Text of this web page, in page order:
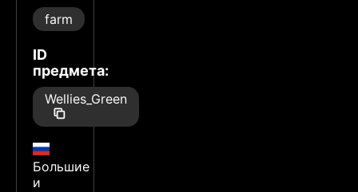
farm
ID
предмета:
Wellies_Green
Большие
и